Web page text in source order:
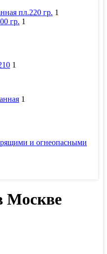
пл.220 гр. 1
гр. 1
1
1
и огнеопасными
Москве